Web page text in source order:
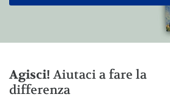
Agisci! Aiutaci a fare la
differenza